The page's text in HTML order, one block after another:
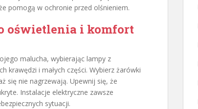
pomogą w ochronie przed olśnieniem.
oświetlenia i komfort
malucha, wybierając lampy z
krawędzi i małych części. Wybierz żarówki
się nie nagrzewają. Upewnij się, że
Instalacje elektryczne zawsze
sytuacji.